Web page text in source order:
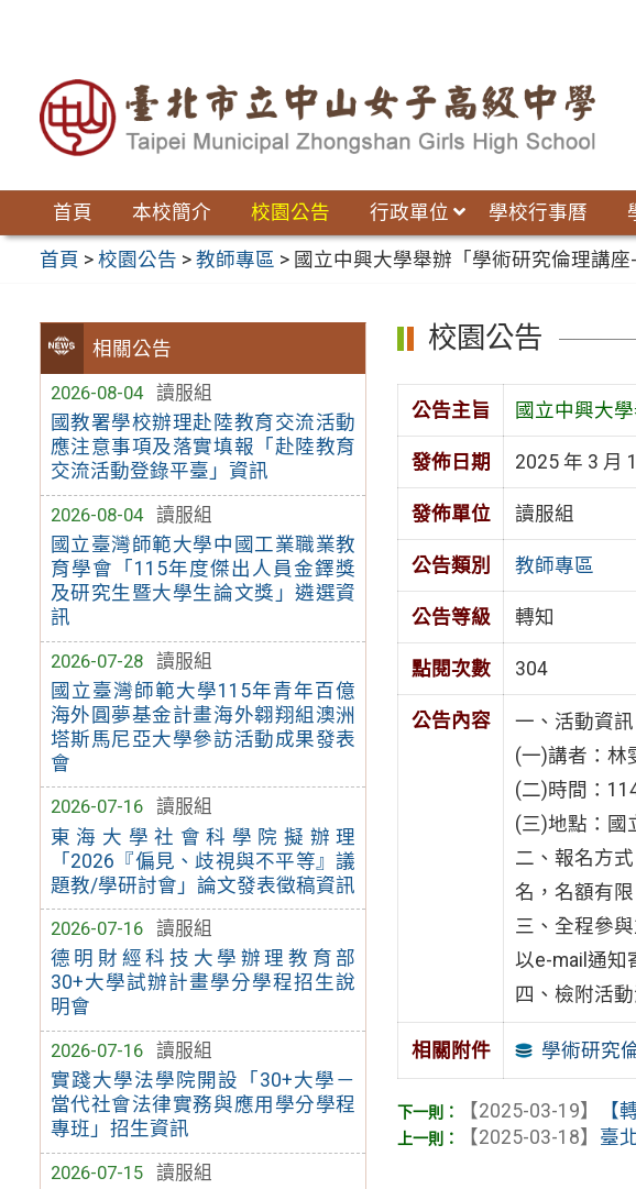
首頁 本校簡介 校園公告 行政單位 學校行事曆
首頁 >校園公告 >教師專區 > 國立中興大學舉辦「學術研究倫理講
相關公告
2026-08-04
讀服組
國教署學校辦理赴陸教育交流活動
應注意事項及落實填報「赴陸教育
交流活動登錄平臺」資訊
2026-08-04
讀服組
國立臺灣師範大學中國工業職業教
育學會「115年度傑出人員金鐸獎
及研究生暨大學生論文獎」遴選資
訊
2026-07-28
讀服組
國立臺灣師範大學115年青年百億
海外圓夢基金計畫海外翱翔組澳洲
塔斯馬尼亞大學參訪活動成果發表
會
2026-07-16
讀服組
東海大學社會科學院擬辦理
「2026『偏見、歧視與不平等』議
題教/學研討會」論文發表徵稿資訊
2026-07-16
讀服組
德明財經科技大學辦理教育部
30+大學試辦計畫學分學程招生說
明會
2026-07-16
讀服組
實踐大學法學院開設「30+大學－
當代社會法律實務與應用學分學程
專班」招生資訊
2026-07-15
讀服組
校園公告
公告主旨 國立中興大
發佈日期 2025 年 3 月
發佈單位 讀服組
公告類別 教師專區
公告等級 轉知
點閱次數 304
公告內容
一、活動資訊
(一)講者：林
(二)時間：
(三)地點：國
二、報名方
名，名額有
三、全程參
以e-mail通知
四、檢附活
相關附件 學術研究
【2025-03-19】
【
【2025-03-18】 臺